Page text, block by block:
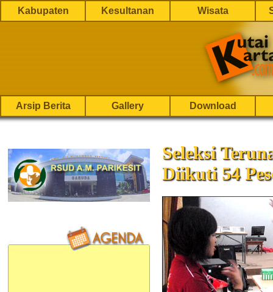
Kabupaten Kesultanan Wisata
Arsip Berita Gallery Download
Seleksi
Diikuti 54